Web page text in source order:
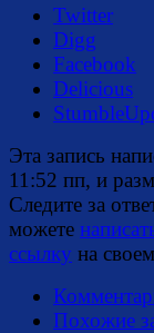
Twitter
Digg
Facebook
Delicious
Эта запись
11:52 пп, и
Следите за
можете
ссылку на
Похожие